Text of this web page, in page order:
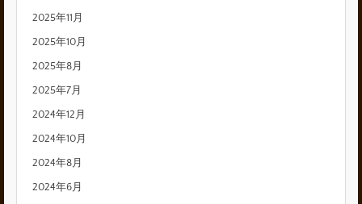
2025年11月
2025年10月
2025年8月
2025年7月
2024年12月
2024年10月
2024年8月
2024年6月